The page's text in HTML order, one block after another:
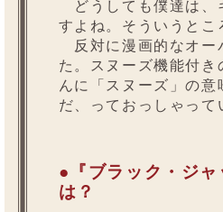
どうしても僕達は、
すよね。そういうと
反対に漫画的なオー
た。スヌーズ機能付
んに「スヌーズ」の
だ、っておっしゃって
●『ブラック・ジ
は？